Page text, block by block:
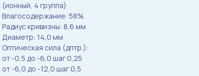
(ионный, 4 группа)
Влагосодержание: 58%
Радиус кривизны: 8,6 мм
Диаметр: 14,0 мм
Оптическая сила (дптр.):
от -0,5 до -6,0 шаг 0,25
от -6,0 до -12,0 шаг 0,5